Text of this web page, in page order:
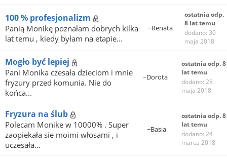
100 % profesjonalizm
Panią Monikę poznałam dobrych kilka
lat temu , kiedy byłam na etapie...
~Renata
ostatnia odp.
8 lat temu
dodano: 30
maja 2018
Mogło być lepiej
Pani Monika czesała dzieciom i mnie
fryzury przed komunia. Nie do
końca...
~Dorota
ostatnia odp. 8
lat temu
dodano: 28
maja 2018
Fryzura na ślub
Polecam Monike w 10000% . Super
zaopiekała sie moimi włosami , i
uczesała...
~Basia
ostatnia odp. 8
lat temu
dodano: 24
marca 2018